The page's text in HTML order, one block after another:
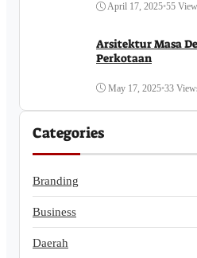
April 17, 2025•55
Arsitektur Masa
Perkotaan
May 17, 2025•33
Categories
Branding
Business
Daerah